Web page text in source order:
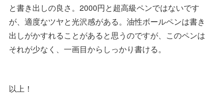
と書き出しの良さ。2000円と超高級ペンではないです
が、適度なツヤと光沢感がある。油性ボールペンは書き
出しがかすれることがあると思うのですが、このペンは
それが少なく、一画目からしっかり書ける。
以上！